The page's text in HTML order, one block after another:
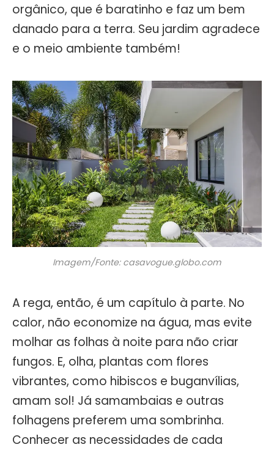
orgânico, que é baratinho e faz um bem
danado para a terra. Seu jardim agradece
e o meio ambiente também!
Imagem/Fonte: casavogue.globo.com
A rega, então, é um capítulo à parte. No
calor, não economize na água, mas evite
molhar as folhas à noite para não criar
fungos. E, olha, plantas com flores
vibrantes, como hibiscos e buganvílias,
amam sol! Já samambaias e outras
folhagens preferem uma sombrinha.
Conhecer as necessidades de cada